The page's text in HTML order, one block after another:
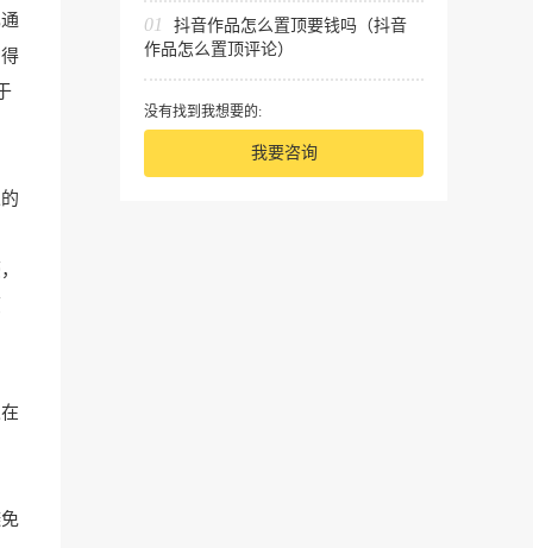
01
抖音作品怎么置顶要钱吗（抖音
作品怎么置顶评论）
没有找到我想要的:
我要咨询